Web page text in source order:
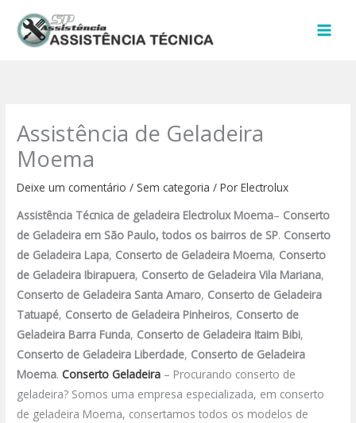
para
Assistência de Geladeira
Moema
Deixe um comentário / Sem categoria / PorElectrolux
Assistência Técnica de geladeira Electrolux Moema– Conserto
de Geladeira em São Paulo, todos os bairros de SP. Conserto
de Geladeira Lapa, Conserto de Geladeira Moema, Conserto
de Geladeira Ibirapuera, Conserto de Geladeira Vila Mariana,
Conserto de Geladeira Santa Amaro, Conserto de Geladeira
Tatuapé, Conserto de Geladeira Pinheiros, Conserto de
Geladeira Barra Funda, Conserto de Geladeira Itaim Bibi,
Conserto de Geladeira Liberdade, Conserto de Geladeira
Moema.Conserto Geladeira – Procurando conserto de
geladeira? Somos uma empresa especializada, em conserto
de geladeira Moema, consertamos todos os modelos de